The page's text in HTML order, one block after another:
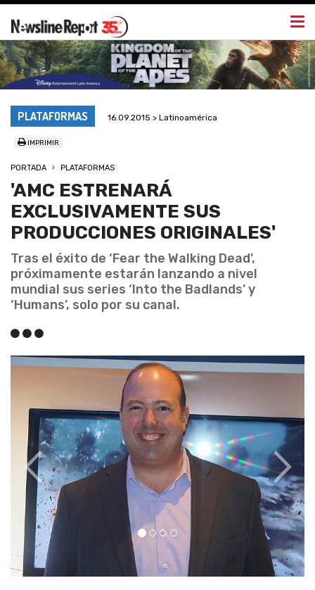
PLATAFORMAS 16.09.2015 > Latinoamérica
IMPRIMIR
PORTADA PLATAFORMAS
'AMC ESTRENARÁ
EXCLUSIVAMENTE SUS
PRODUCCIONES ORIGINALES'
Tras el éxito de ‘Fear the Walking Dead’,
próximamente estarán lanzando a nivel
mundial sus series ‘Into the Badlands’ y
‘Humans’, solo por su canal.